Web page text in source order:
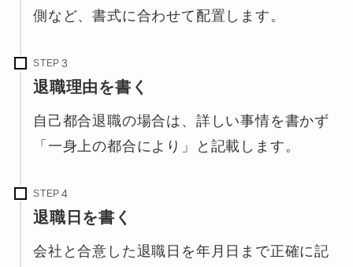
側など、書式に合わせて配置します。
STEP
退職理由を書く
自己都合退職の場合は、詳しい事情を書かず
「一身上の都合により」と記載します。
STEP
退職日を書く
会社と合意した退職日を年月日まで正確に記